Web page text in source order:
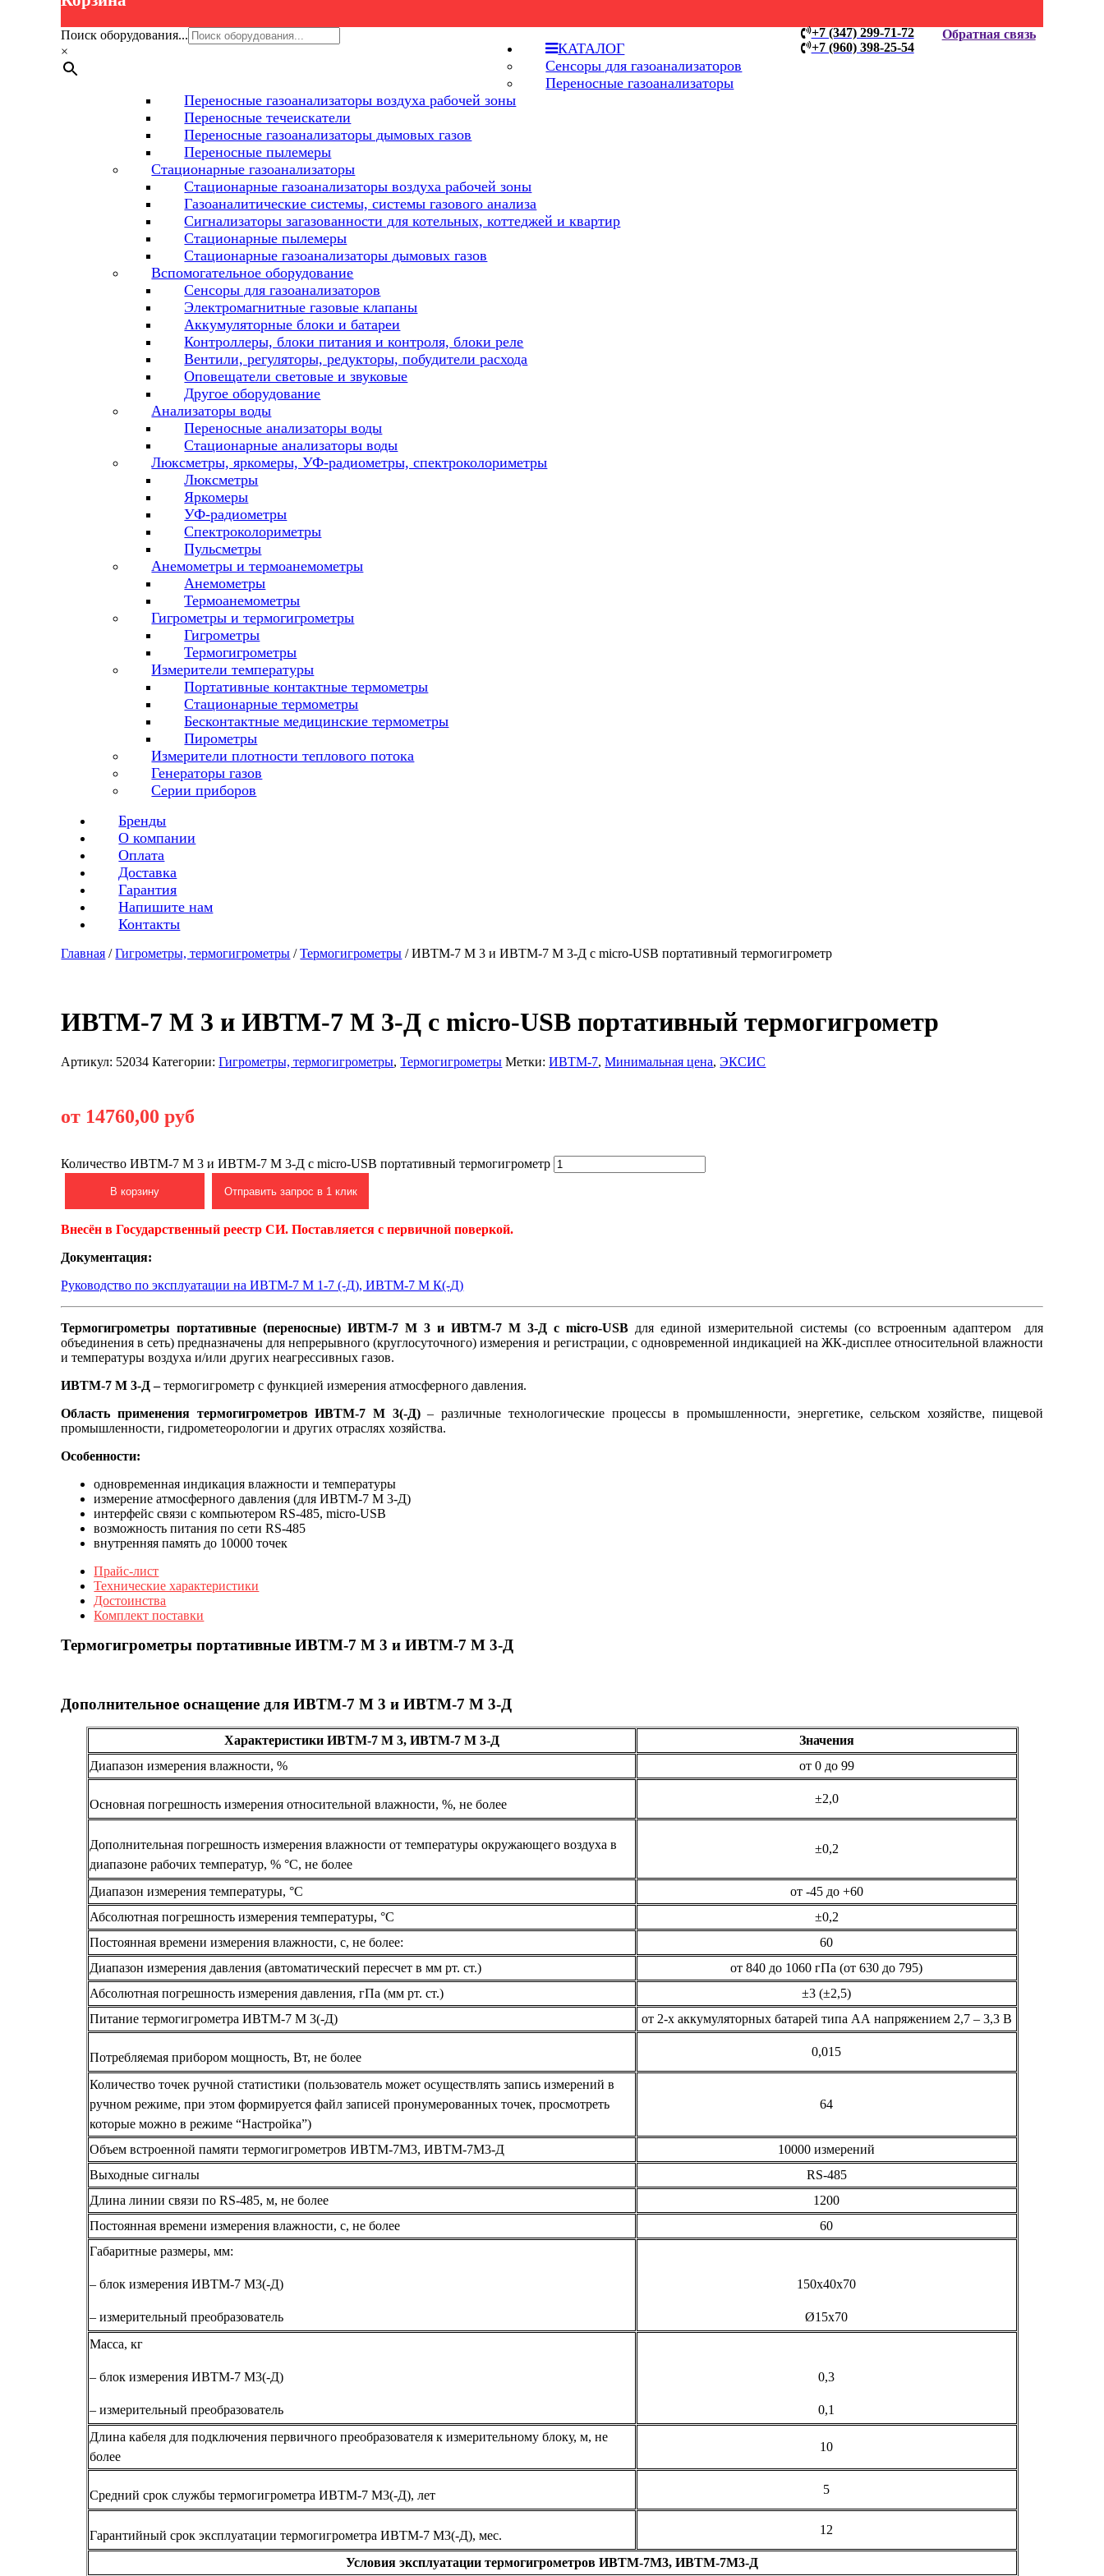
Обратная связь
+7 (347) 299-71-72
+7 (960) 398-25-54
Поиск оборудования...
×
КАТАЛОГ
Сенсоры для газоанализаторов
Переносные газоанализаторы
Переносные газоанализаторы воздуха рабочей зоны
Переносные течеискатели
Переносные газоанализаторы дымовых газов
Переносные пылемеры
Стационарные газоанализаторы
Стационарные газоанализаторы воздуха рабочей зоны
Газоаналитические системы, системы газового анализа
Сигнализаторы загазованности для котельных, коттеджей и квартир
Стационарные пылемеры
Стационарные газоанализаторы дымовых газов
Вспомогательное оборудование
Сенсоры для газоанализаторов
Электромагнитные газовые клапаны
Аккумуляторные блоки и батареи
Контроллеры, блоки питания и контроля, блоки реле
Вентили, регуляторы, редукторы, побудители расхода
Оповещатели световые и звуковые
Другое оборудование
Анализаторы воды
Переносные анализаторы воды
Стационарные анализаторы воды
Люксметры, яркомеры, УФ-радиометры, спектроколориметры
Люксметры
Яркомеры
УФ-радиометры
Спектроколориметры
Пульсметры
Анемометры и термоанемометры
Анемометры
Термоанемометры
Гигрометры и термогигрометры
Гигрометры
Термогигрометры
Измерители температуры
Портативные контактные термометры
Стационарные термометры
Бесконтактные медицинские термометры
Пирометры
Измерители плотности теплового потока
Генераторы газов
Серии приборов
Бренды
О компании
Оплата
Доставка
Гарантия
Напишите нам
Контакты
Главная /Гигрометры, термогигрометры /Термогигрометры / ИВТМ-7 М 3 и ИВТМ-7 М 3-Д c micro-USB портативный термогигрометр
ИВТМ-7 М 3 и ИВТМ-7 М 3-Д c micro-USB портативный термогигрометр
Артикул: 52034 Категории:Гигрометры, термогигрометры,Термогигрометры Метки:ИВТМ-7,Минимальная цена,ЭКСИС
от 14760,00 руб
Количество ИВТМ-7 М 3 и ИВТМ-7 М 3-Д c micro-USB портативный термогигрометр
В корзину Отправить запрос в 1 клик
Внесён в Государственный реестр СИ. Поставляется с первичной поверкой.
Документация:
Руководство по эксплуатации на ИВТМ-7 М 1-7 (-Д), ИВТМ-7 М К(-Д)
Термогигрометры портативные (переносные) ИВТМ-7 М 3 и ИВТМ-7 М 3-Д c micro-USB для единой измерительной системы (со встроенным адаптером для
объединения в сеть) предназначены для непрерывного (круглосуточного) измерения и регистрации, c одновременной индикацией на ЖК-дисплее относительной влажности
и температуры воздуха и/или других неагрессивных газов.
ИВТМ-7 М 3-Д –термогигрометр с функцией измерения атмосферного давления.
Область применения термогигрометров ИВТМ-7 М 3(-Д)– различные технологические процессы в промышленности, энергетике, сельском хозяйстве, пищевой
промышленности, гидрометеорологии и других отраслях хозяйства.
Особенности:
одновременная индикация влажности и температуры
измерение атмосферного давления (для ИВТМ-7 М 3-Д)
интерфейс связи с компьютером RS-485, micro-USB
возможность питания по сети RS-485
внутренняя память до 10000 точек
Прайс-лист
Технические характеристики
Достоинства
Комплект поставки
Термогигрометры портативные ИВТМ-7 М 3 и ИВТМ-7 М 3-Д
Дополнительное оснащение для ИВТМ-7 М 3 и ИВТМ-7 М 3-Д
Характеристики ИВТМ-7 М 3, ИВТМ-7 М 3-Д
Значения
Диапазон измерения влажности, %
от 0 до 99
Основная погрешность измерения относительной влажности, %, не более ±2,0
Дополнительная погрешность измерения влажности от температуры окружающего воздуха в
диапазоне рабочих температур, % °С, не более
±0,2
Диапазон измерения температуры, °С
от -45 до +60
Абсолютная погрешность измерения температуры, °С
±0,2
Постоянная времени измерения влажности, с, не более:
60
Диапазон измерения давления (автоматический пересчет в мм рт. ст.)
от 840 до 1060 гПа (от 630 до 795)
Абсолютная погрешность измерения давления, гПа (мм рт. ст.)
±3 (±2,5)
Питание термогигрометра ИВТМ-7 М 3(-Д)
от 2-х аккумуляторных батарей типа АА напряжением 2,7 – 3,3 В
Потребляемая прибором мощность, Вт, не более 0,015
Количество точек ручной статистики (пользователь может осуществлять запись измерений в
ручном режиме, при этом формируется файл записей пронумерованных точек, просмотреть
которые можно в режиме “Настройка”)
64
Объем встроенной памяти термогигрометров ИВТМ-7М3, ИВТМ-7М3-Д
10000 измерений
Выходные сигналы
RS-485
Длина линии связи по RS-485, м, не более
1200
Постоянная времени измерения влажности, с, не более
60
Габаритные размеры, мм:
– блок измерения ИВТМ-7 М3(-Д)
– измерительный преобразователь
150x40x70
Ø15х70
Масса, кг
– блок измерения ИВТМ-7 М3(-Д)
– измерительный преобразователь
0,3
0,1
Длина кабеля для подключения первичного преобразователя к измерительному блоку, м, не
более
10
Средний срок службы термогигрометра ИВТМ-7 М3(-Д), лет 5
Гарантийный срок эксплуатации термогигрометра ИВТМ-7 М3(-Д), мес. 12
Условия эксплуатации термогигрометров ИВТМ-7М3, ИВТМ-7М3-Д